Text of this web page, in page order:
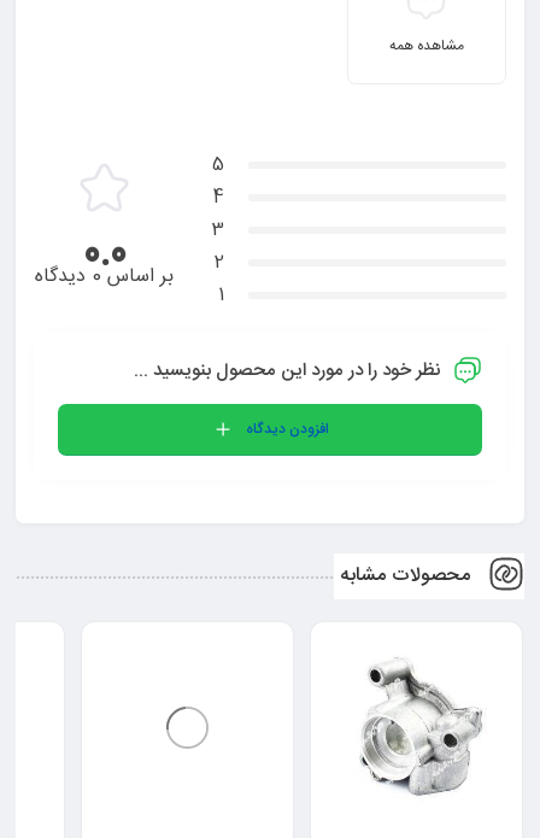
مشاهده همه
5
4
3
2
1
0.0بر اساس 0 دیدگاه
نظر خود را در مورد این محصول بنویسید ...
افزودن دیدگاه
محصولات مشابه